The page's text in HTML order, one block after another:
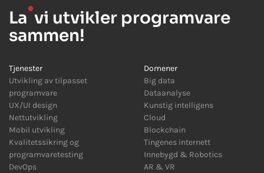
La●vi utvikler programvare
sammen!
Tjenester
Utvikling av tilpasset
programvare
UX/UI design
Nettutvikling
Mobil utvikling
Kvalitetssikring og
programvaretesting
DevOps
Domener
Big data
Dataanalyse
Kunstig intelligens
Cloud
Blockchain
Tingenes internett
Innebygd & Robotics
AR & VR